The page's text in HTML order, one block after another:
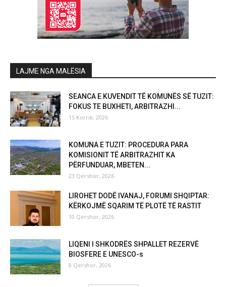
LAJME NGA MALËSIA
SEANCA E KUVENDIT TË KOMUNËS SË TUZIT:
FOKUS TE BUXHETI, ARBITRAZHI...
15 Korrik, 2026
KOMUNA E TUZIT: PROCEDURA PARA
KOMISIONIT TË ARBITRAZHIT KA
PËRFUNDUAR, MBETEN...
23 Qershor, 2026
LIROHET DODË IVANAJ, FORUMI SHQIPTAR:
KËRKOJMË SQARIM TË PLOTË TË RASTIT
10 Qershor, 2026
LIQENI I SHKODRËS SHPALLET REZERVË
BIOSFERE E UNESCO-s
8 Qershor, 2026